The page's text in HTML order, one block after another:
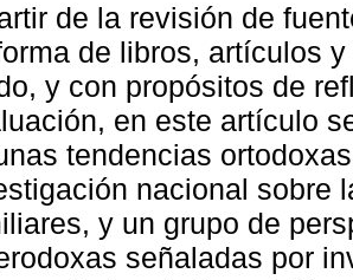
de la revisión de
de libros, artículos
y con propósitos de
en este artículo
tendencias
nacional sobre
y un grupo de
señaladas por